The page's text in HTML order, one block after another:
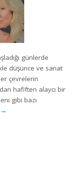
günlerde
düşünce ve sanat
çevrelerin
hafiften alaycı bir
gibi bazı
→